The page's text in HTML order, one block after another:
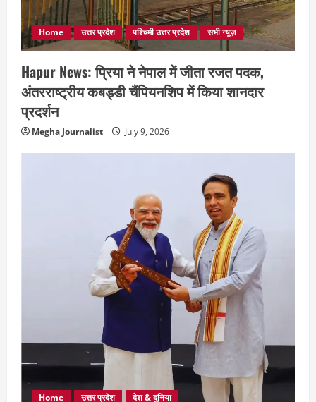
Home उत्तर प्रदेश पश्चिमी उत्तर प्रदेश सभी न्यूज़
Hapur News: प्रिया ने नेपाल में जीता रजत पदक,
अंतरराष्ट्रीय कबड्डी चैंपियनशिप में किया शानदार
प्रदर्शन
Megha Journalist July 9, 2026
Home उत्तर प्रदेश देश & दुनिया